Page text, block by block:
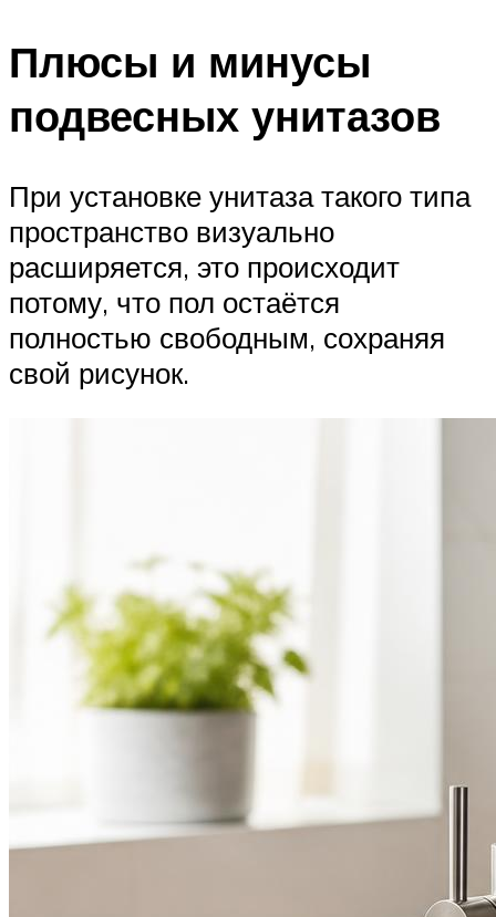
Плюсы и минусы
подвесных унитазов
При установке унитаза такого типа
пространство визуально
расширяется, это происходит
потому, что пол остаётся
полностью свободным, сохраняя
свой рисунок.